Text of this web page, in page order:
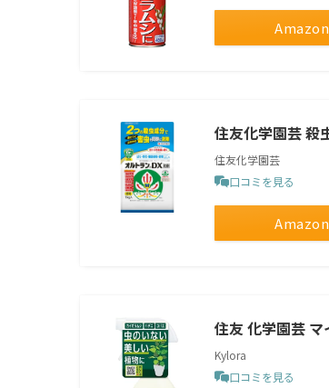
住友化学園芸 殺
住友化学園芸
口コミを見る
住友 化学園芸
Kylora
口コミを見る